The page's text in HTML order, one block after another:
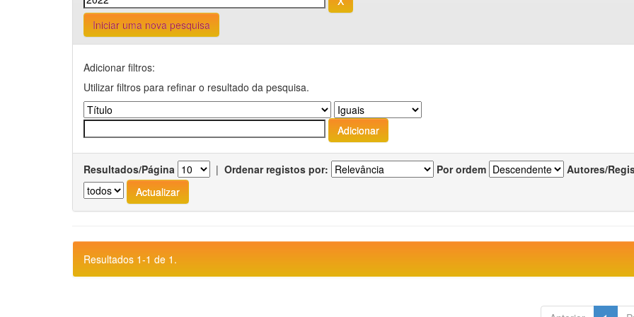
Iniciar uma nova pesquisa
Adicionar filtros:
Utilizar filtros para refinar o resultado da pesquisa.
Resultados/Página | Ordenar registos por: Por ordem Autores/
Resultados 1-1 de 1.